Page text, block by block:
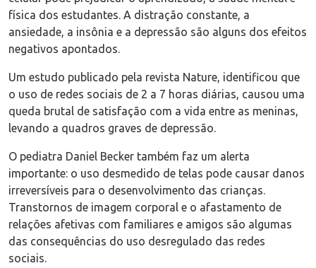
física dos estudantes. A distração constante, a
ansiedade, a insônia e a depressão são alguns dos efeitos
negativos apontados.
Um estudo publicado pela revista Nature, identificou que
o uso de redes sociais de 2 a 7 horas diárias, causou uma
queda brutal de satisfação com a vida entre as meninas,
levando a quadros graves de depressão.
O pediatra Daniel Becker também faz um alerta
importante: o uso desmedido de telas pode causar danos
irreversíveis para o desenvolvimento das crianças.
Transtornos de imagem corporal e o afastamento de
relações afetivas com familiares e amigos são algumas
das consequências do uso desregulado das redes
sociais.